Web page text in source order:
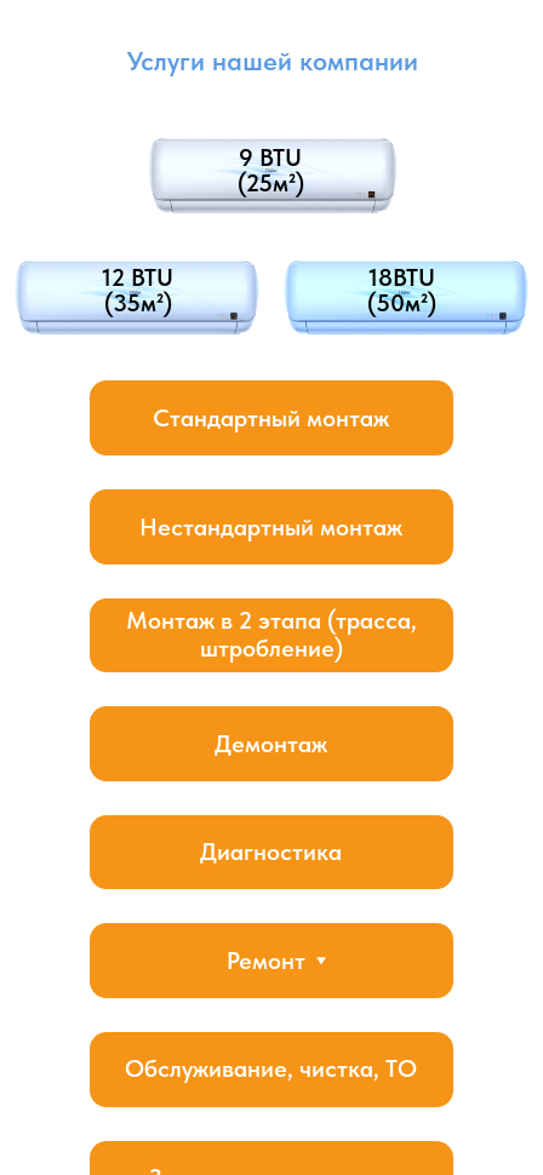
крепление их к стене
Установка наружного блока кондиционера сбоку
от окна или над окном обеспечивает оптимальное
использование пространства и может быть особенно
полезным, если наружное пространство ограничено или
оконная рама занята другими элементами.
коммуникаций, включая хладагентные трубы,
электрические провода и другие необходимые
Закрытие декоративным коробом: в этом случае, чтобы
создать эстетически приятный внешний вид и скрыть
пластиковый или металлический элемент, который
закрывает трубы и кабели, проходящие по стене.
Декоративный короб обычно закрепляется к стене
с помощью специальных креплений или скрытых
Крепление к стене: в некоторых случаях, особенно при
наличии подходящей архитектурной обстановки или
особых требованиях клиента, коммуникации могут быть
креплены непосредственно к стене. Трубы и кабели
могут быть закреплены специальными скобами или